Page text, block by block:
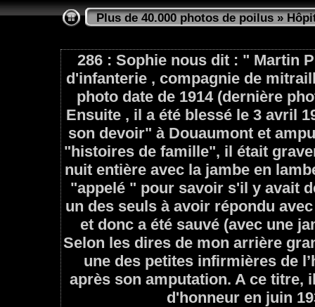
Plus de 40.000 photos de poilus»
286 : Sophie nous dit : " Martin
d'infanterie , compagnie de
photo date de 1914 (dernière
Ensuite , il a été blessé le 3 avril
son devoir" à Douaumont et
"histoires de famille", il était
nuit entière avec la jambe en
"appelé " pour savoir s'il y avait
un des seuls à avoir répondu
et donc a été sauvé (avec une
Selon les dires de mon arrière
une des petites infirmières de
après son amputation. A ce titre,
d'honneur en juin